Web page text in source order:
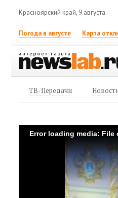
Красноярский край, 9 августа
Погода в августе Карта
ТВ-Передачи
Error loading media: